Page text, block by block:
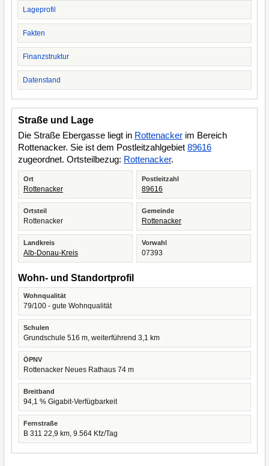
Lageprofil
Fakten
Finanzstruktur
Datenstand
Straße und Lage
Die Straße Ebergasse liegt in Rottenacker im Bereich
Rottenacker. Sie ist dem Postleitzahlgebiet 89616
zugeordnet. Ortsteilbezug: Rottenacker.
Ort
Rottenacker
Postleitzahl
89616
Ortsteil
Rottenacker
Gemeinde
Rottenacker
Landkreis
Alb-Donau-Kreis
Vorwahl
07393
Wohn- und Standortprofil
Wohnqualität
79/100 - gute Wohnqualität
Schulen
Grundschule 516 m, weiterführend 3,1 km
ÖPNV
Rottenacker Neues Rathaus 74 m
Breitband
94,1 % Gigabit-Verfügbarkeit
Fernstraße
B 311 22,9 km, 9.564 Kfz/Tag